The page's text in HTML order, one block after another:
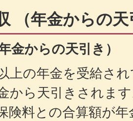
（年金からの
金からの天引き）
上の年金を受給さ
から天引きされま
険料との合算額が